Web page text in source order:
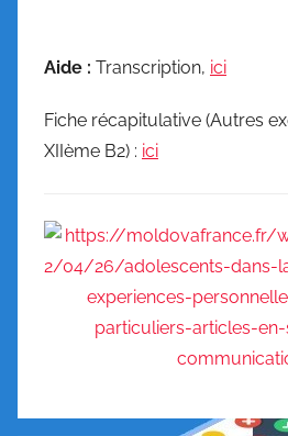
Aide : Transcription, ici
Fiche récapitulative (Autres
XIIème B2) : ici